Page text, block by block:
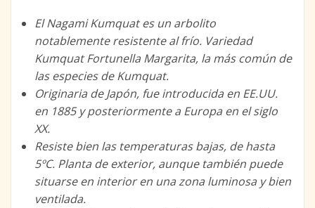
El Nagami Kumquat es un arbolito
notablemente resistente al frío. Variedad
Kumquat Fortunella Margarita, la más común de
las especies de Kumquat.
Originaria de Japón, fue introducida en EE.UU.
en 1885 y posteriormente a Europa en el siglo
XX.
Resiste bien las temperaturas bajas, de hasta
5ºC. Planta de exterior, aunque también puede
situarse en interior en una zona luminosa y bien
ventilada.